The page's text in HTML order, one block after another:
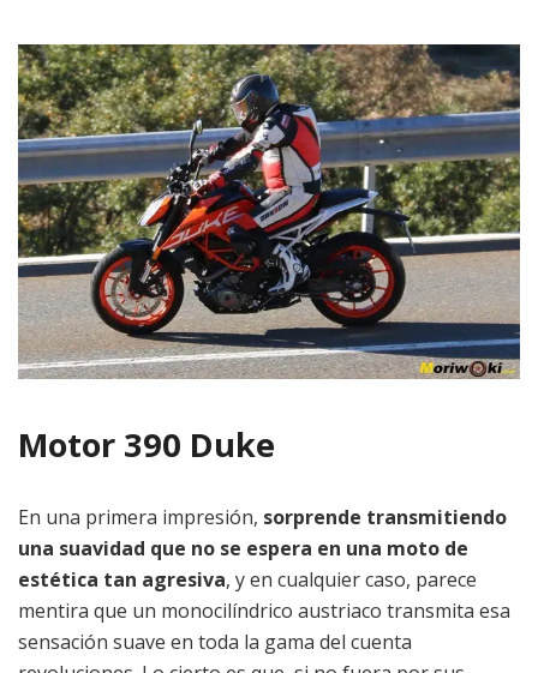
Motor 390 Duke
En una primera impresión, sorprende transmitiendo
una suavidad que no se espera en una moto de
estética tan agresiva, y en cualquier caso, parece
mentira que un monocilíndrico austriaco transmita esa
sensación suave en toda la gama del cuenta